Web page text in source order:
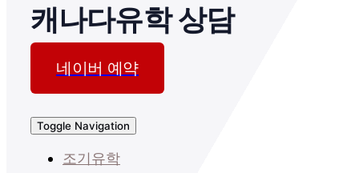
캐나다유학 상담
네이버 예약
Toggle Navigation
조기유학